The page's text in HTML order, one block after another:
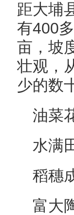
距大埔
有400
亩，坡
壮观，
少的数
油菜
水满
稻穗
富大